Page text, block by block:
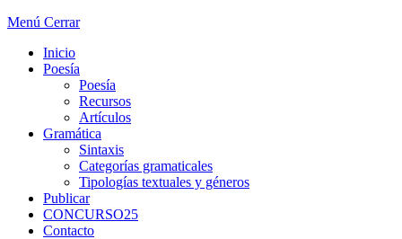
Menú Cerrar
Inicio
Poesía
Poesía
Recursos
Artículos
Gramática
Sintaxis
Categorías gramaticales
Tipologías textuales y géneros
Publicar
CONCURSO25
Contacto